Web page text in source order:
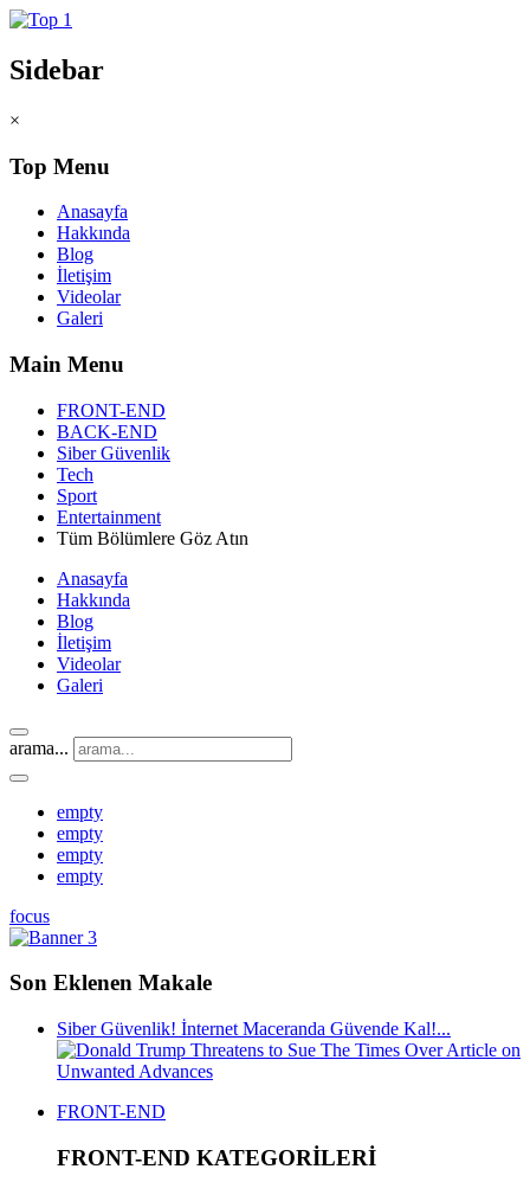
Sidebar
×
Top Menu
Anasayfa
Hakkında
Blog
İletişim
Videolar
Galeri
Main Menu
FRONT-END
BACK-END
Siber Güvenlik
Tech
Sport
Entertainment
Tüm Bölümlere Göz Atın
Anasayfa
Hakkında
Blog
İletişim
Videolar
Galeri
arama...
empty
empty
empty
empty
focus
Son Eklenen Makale
Siber Güvenlik! İnternet Maceranda Güvende Kal!...
FRONT-END
FRONT-END KATEGORİLERİ